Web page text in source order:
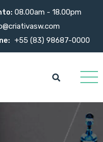
08.00am - 18.00pm
+55 (83) 98687-0000